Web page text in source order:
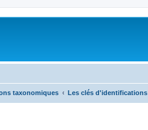
taxonomiques Les clés d'identifications